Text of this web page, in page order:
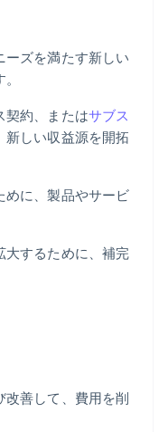
ズを満たす新しい
契約、またはサブス
新しい収益源を開拓
めに、製品やサービ
大するために、補完
改善して、費用を削